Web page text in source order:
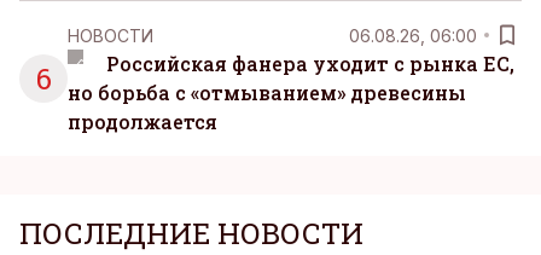
6
НОВОСТИ 06.08.26, 06:00
Российская фанера уходит с рынка ЕС,
но борьба с «отмыванием» древесины
продолжается
ПОСЛЕДНИЕ НОВОСТИ